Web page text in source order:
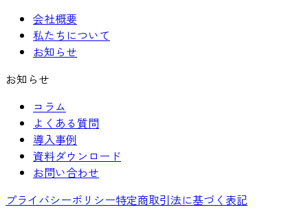
会社概要
私たちについて
お知らせ
お知らせ
コラム
よくある質問
導入事例
資料ダウンロード
お問い合わせ
プライバシーポリシー特定商取引法に基づく表記